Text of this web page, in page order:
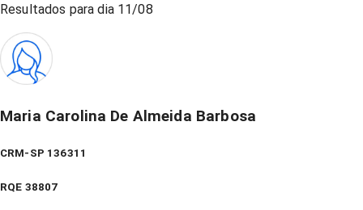
Resultados para dia 11/08
Maria Carolina De Almeida Barbosa
CRM-SP 136311
RQE 38807